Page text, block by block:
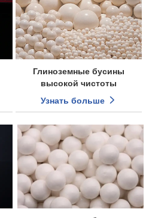
Глиноземные бусины
высокой чистоты
Узнать больше